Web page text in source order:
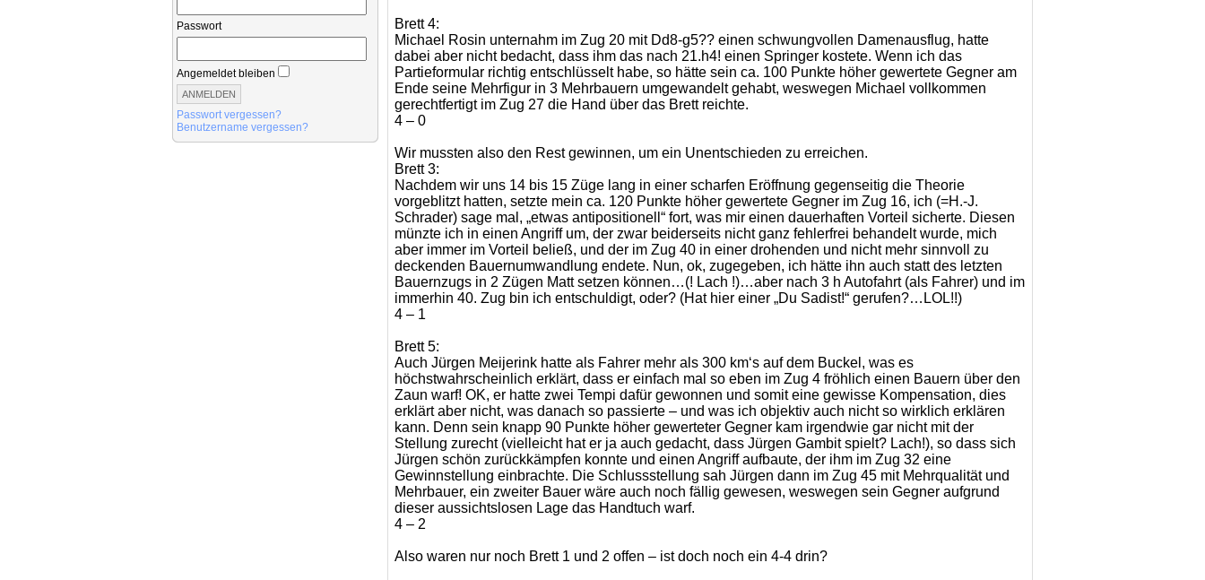
Passwort
Angemeldet bleiben
Passwort vergessen?
Benutzername vergessen?
Brett 4:
Michael Rosin unternahm im Zug 20 mit Dd8-g5?? einen schwungvollen Damenausflug, hatte
dabei aber nicht bedacht, dass ihm das nach 21.h4! einen Springer kostete. Wenn ich das
Partieformular richtig entschlüsselt habe, so hätte sein ca. 100 Punkte höher gewertete Gegner am
Ende seine Mehrfigur in 3 Mehrbauern umgewandelt gehabt, weswegen Michael vollkommen
gerechtfertigt im Zug 27 die Hand über das Brett reichte.
4 – 0
Wir mussten also den Rest gewinnen, um ein Unentschieden zu erreichen.
Brett 3:
Nachdem wir uns 14 bis 15 Züge lang in einer scharfen Eröffnung gegenseitig die Theorie
vorgeblitzt hatten, setzte mein ca. 120 Punkte höher gewertete Gegner im Zug 16, ich (=H.-J.
Schrader) sage mal, „etwas antipositionell“ fort, was mir einen dauerhaften Vorteil sicherte. Diesen
münzte ich in einen Angriff um, der zwar beiderseits nicht ganz fehlerfrei behandelt wurde, mich
aber immer im Vorteil beließ, und der im Zug 40 in einer drohenden und nicht mehr sinnvoll zu
deckenden Bauernumwandlung endete. Nun, ok, zugegeben, ich hätte ihn auch statt des letzten
Bauernzugs in 2 Zügen Matt setzen können…(! Lach !)…aber nach 3 h Autofahrt (als Fahrer) und im
immerhin 40. Zug bin ich entschuldigt, oder? (Hat hier einer „Du Sadist!“ gerufen?…LOL!!)
4 – 1
Brett 5:
Auch Jürgen Meijerink hatte als Fahrer mehr als 300 km‘s auf dem Buckel, was es
höchstwahrscheinlich erklärt, dass er einfach mal so eben im Zug 4 fröhlich einen Bauern über den
Zaun warf! OK, er hatte zwei Tempi dafür gewonnen und somit eine gewisse Kompensation, dies
erklärt aber nicht, was danach so passierte – und was ich objektiv auch nicht so wirklich erklären
kann. Denn sein knapp 90 Punkte höher gewerteter Gegner kam irgendwie gar nicht mit der
Stellung zurecht (vielleicht hat er ja auch gedacht, dass Jürgen Gambit spielt? Lach!), so dass sich
Jürgen schön zurückkämpfen konnte und einen Angriff aufbaute, der ihm im Zug 32 eine
Gewinnstellung einbrachte. Die Schlussstellung sah Jürgen dann im Zug 45 mit Mehrqualität und
Mehrbauer, ein zweiter Bauer wäre auch noch fällig gewesen, weswegen sein Gegner aufgrund
dieser aussichtslosen Lage das Handtuch warf.
4 – 2
Also waren nur noch Brett 1 und 2 offen – ist doch noch ein 4-4 drin?